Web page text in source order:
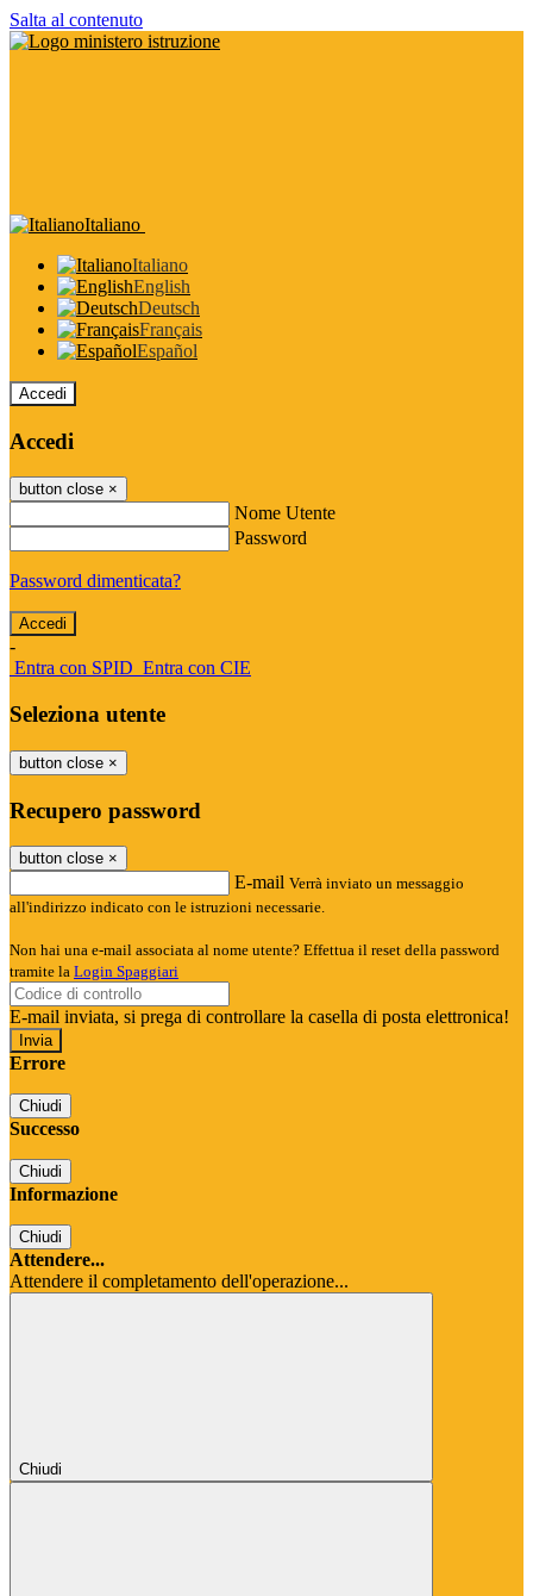
Salta al contenuto
Italiano
Italiano
English
Deutsch
Français
Español
Accedi
Accedi
button close ×
Nome Utente
Password
Password dimenticata?
-
Entra con SPID Entra con CIE
Seleziona utente
button close ×
Recupero password
button close ×
E-mail Verrà inviato un messaggio
all'indirizzo indicato con le istruzioni necessarie.
Non hai una e-mail associata al nome utente? Effettua il reset della password
tramite la Login Spaggiari
E-mail inviata, si prega di controllare la casella di posta elettronica!
Errore
Chiudi
Successo
Chiudi
Informazione
Chiudi
Attendere...
Attendere il completamento dell'operazione...
Chiudi